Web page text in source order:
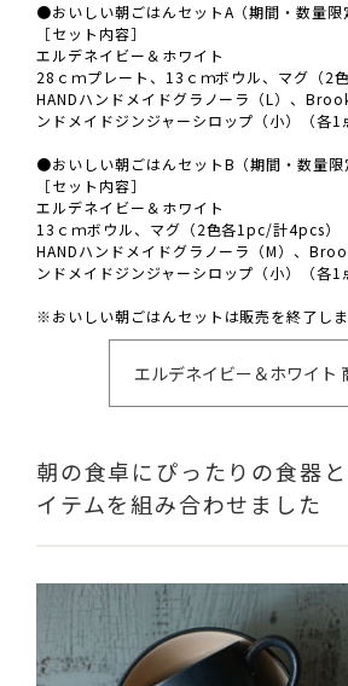
●おいしい朝ごはんセットA（期間・数量限
［セット内容］
エルデネイビー＆ホワイト
28ｃｍプレート、13ｃｍボウル、マグ（2
HANDハンドメイドグラノーラ（L）、
ンドメイドジンジャーシロップ（小）（各1
●おいしい朝ごはんセットB（期間・数量限
［セット内容］
エルデネイビー＆ホワイト
13ｃｍボウル、マグ（2色各1pc/計4pcs）
HANDハンドメイドグラノーラ（M）、
ンドメイドジンジャーシロップ（小）（各1
※おいしい朝ごはんセットは販売を終了し
エルデネイビー＆ホワイト
朝の食卓にぴったりの食器
イテムを組み合わせました